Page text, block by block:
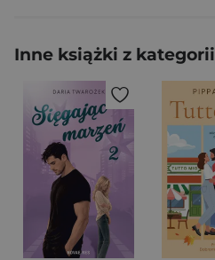
Inne książki z kategorii